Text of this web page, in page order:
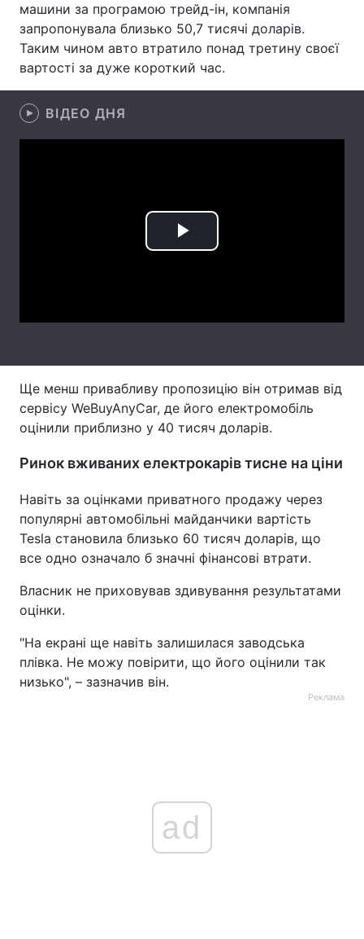
Відео з Youtube Статті
Інтерв'ю
машини за програмою трейд-ін, компанія
запропонувала близько 50,7 тисячі доларів.
Таким чином авто втратило понад третину своєї
вартості за дуже короткий час.
ВІДЕО ДНЯ
Play
Ще менш привабливу пропозицію він отримав від
сервісу WeBuyAnyCar, де його електромобіль
оцінили приблизно у 40 тисяч доларів.
Ринок вживаних електрокарів тисне на ціни
Навіть за оцінками приватного продажу через
популярні автомобільні майданчики вартість
Tesla становила близько 60 тисяч доларів, що
все одно означало б значні фінансові втрати.
Власник не приховував здивування результатами
оцінки.
"На екрані ще навіть залишилася заводська
плівка. Не можу повірити, що його оцінили так
низько", – зазначив він.
Реклама
ad